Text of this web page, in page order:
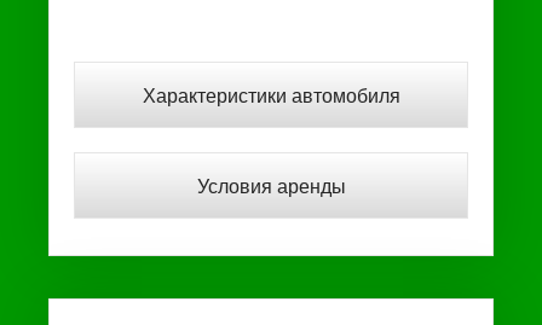
Характеристики автомобиля
Условия аренды